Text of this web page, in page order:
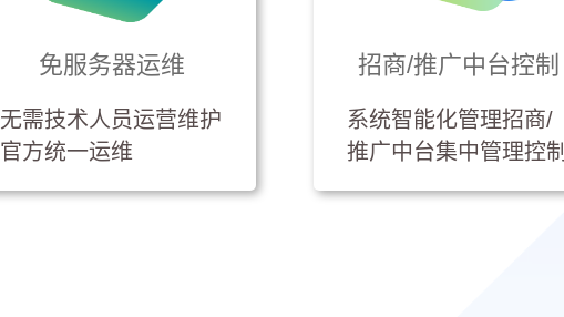
免服务器运维
无需技术人员运营维护
官方统一运维
招商/推广中台控制
系统智能化管理招商/
推广中台集中管理控制